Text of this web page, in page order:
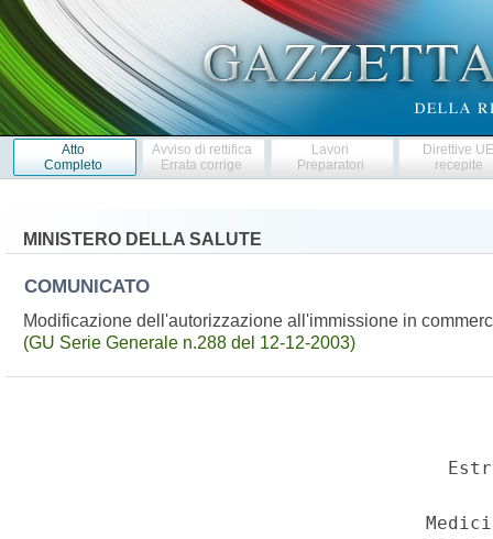
Atto
Completo
Avviso di rettifica
Errata corrige
Lavori
Preparatori
Direttive
recepite
MINISTERO DELLA SALUTE
COMUNICATO
Modificazione dell'autorizzazione all'immissione in
(GU Serie Generale n.288 del 12-12-2003)